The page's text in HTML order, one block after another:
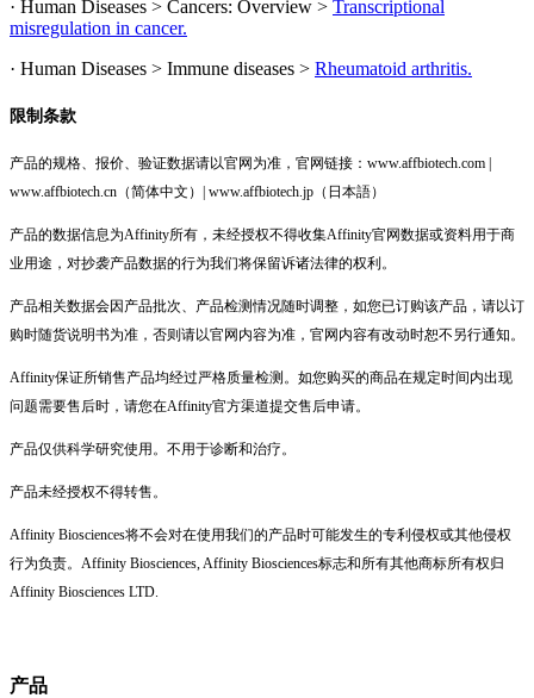
· Human Diseases > Cancers: Overview > Transcriptional
misregulation in cancer.
· Human Diseases > Immune diseases > Rheumatoid arthritis.
限制条款
产品的规格、报价、验证数据请以官网为准，官网链接：www.affbiotech.com |
www.affbiotech.cn（简体中文）| www.affbiotech.jp（日本語）
产品的数据信息为Affinity所有，未经授权不得收集Affinity官网数据或资料用于商
业用途，对抄袭产品数据的行为我们将保留诉诸法律的权利。
产品相关数据会因产品批次、产品检测情况随时调整，如您已订购该产品，请以订
购时随货说明书为准，否则请以官网内容为准，官网内容有改动时恕不另行通知。
Affinity保证所销售产品均经过严格质量检测。如您购买的商品在规定时间内出现
问题需要售后时，请您在Affinity官方渠道提交售后申请。
产品仅供科学研究使用。不用于诊断和治疗。
产品未经授权不得转售。
Affinity Biosciences将不会对在使用我们的产品时可能发生的专利侵权或其他侵权
行为负责。Affinity Biosciences, Affinity Biosciences标志和所有其他商标所有权归
Affinity Biosciences LTD.
产品